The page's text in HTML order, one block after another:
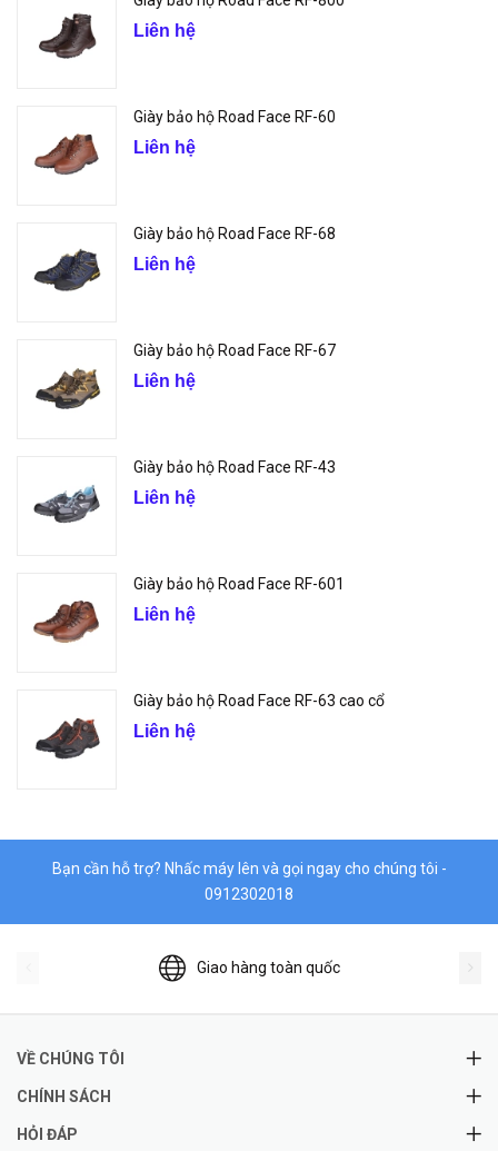
Liên hệ
Giày bảo hộ Road Face RF-60
Liên hệ
Giày bảo hộ Road Face RF-68
Liên hệ
Giày bảo hộ Road Face RF-67
Liên hệ
Giày bảo hộ Road Face RF-43
Liên hệ
Giày bảo hộ Road Face RF-601
Liên hệ
Giày bảo hộ Road Face RF-63 cao cổ
Liên hệ
Bạn cần hỗ trợ? Nhấc máy lên và gọi ngay cho chúng tôi -
0912302018
Giao hàng toàn quốc
VỀ CHÚNG TÔI
CHÍNH SÁCH
HỎI ĐÁP